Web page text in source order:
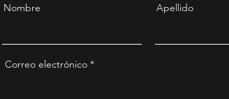
Nombre Apellido
Correo electrónico